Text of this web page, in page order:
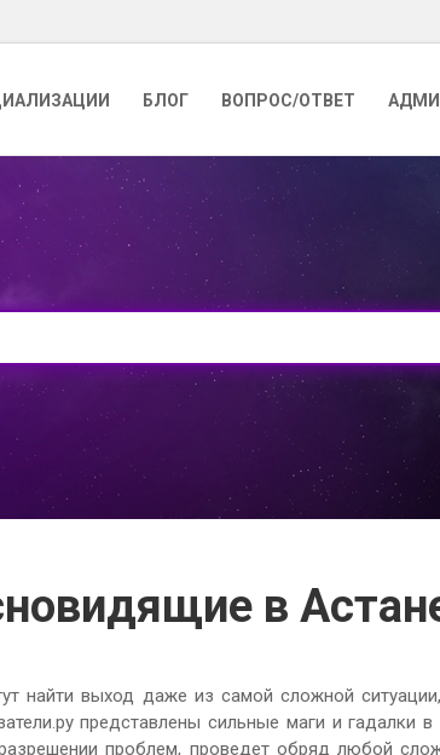
БЛОГ ВОПРОС/ОТВЕТ
в
найти выход даже из самой сложной
представлены сильные маги и гадалки
проблем, проведет обряд любой